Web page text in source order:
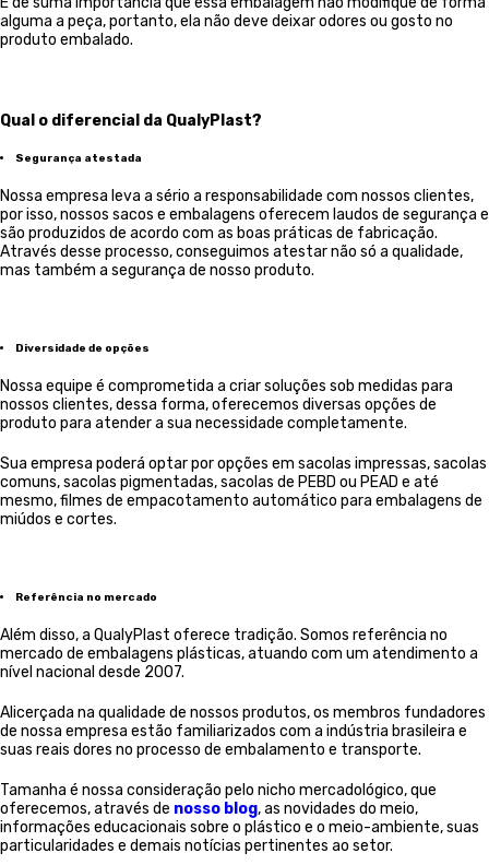
alguma a peça, portanto, ela não deve deixar odores ou gosto no
produto embalado.
Qual o diferencial da QualyPlast?
Segurança atestada
Nossa empresa leva a sério a responsabilidade com nossos clientes,
por isso, nossos sacos e embalagens oferecem laudos de segurança e
são produzidos de acordo com as boas práticas de fabricação.
Através desse processo, conseguimos atestar não só a qualidade,
mas também a segurança de nosso produto.
Diversidade de opções
Nossa equipe é comprometida a criar soluções sob medidas para
nossos clientes, dessa forma, oferecemos diversas opções de
produto para atender a sua necessidade completamente.
Sua empresa poderá optar por opções em sacolas impressas, sacolas
comuns, sacolas pigmentadas, sacolas de PEBD ou PEAD e até
mesmo, filmes de empacotamento automático para embalagens de
miúdos e cortes.
Referência no mercado
Além disso, a QualyPlast oferece tradição. Somos referência no
mercado de embalagens plásticas, atuando com um atendimento a
nível nacional desde 2007.
Alicerçada na qualidade de nossos produtos, os membros fundadores
de nossa empresa estão familiarizados com a indústria brasileira e
suas reais dores no processo de embalamento e transporte.
Tamanha é nossa consideração pelo nicho mercadológico, que
oferecemos, através de nosso blog, as novidades do meio,
informações educacionais sobre o plástico e o meio-ambiente, suas
particularidades e demais notícias pertinentes ao setor.